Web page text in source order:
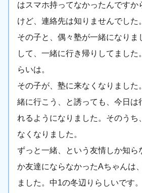
はスマホ持ってなかったんですか
けど、連絡先は知りませんでした。
その子と、偶々塾が一緒になりま
して、一緒に行き帰りしてました
らいは。
その子が、塾に来なくなりました
緒に行こう、と誘っても、今日は
れるようになりました。そのうち
なくなりました。
ずっと一緒、という友情しか知ら
か友達にならなかったAちゃんは
ました。中1の冬辺りらしいです。